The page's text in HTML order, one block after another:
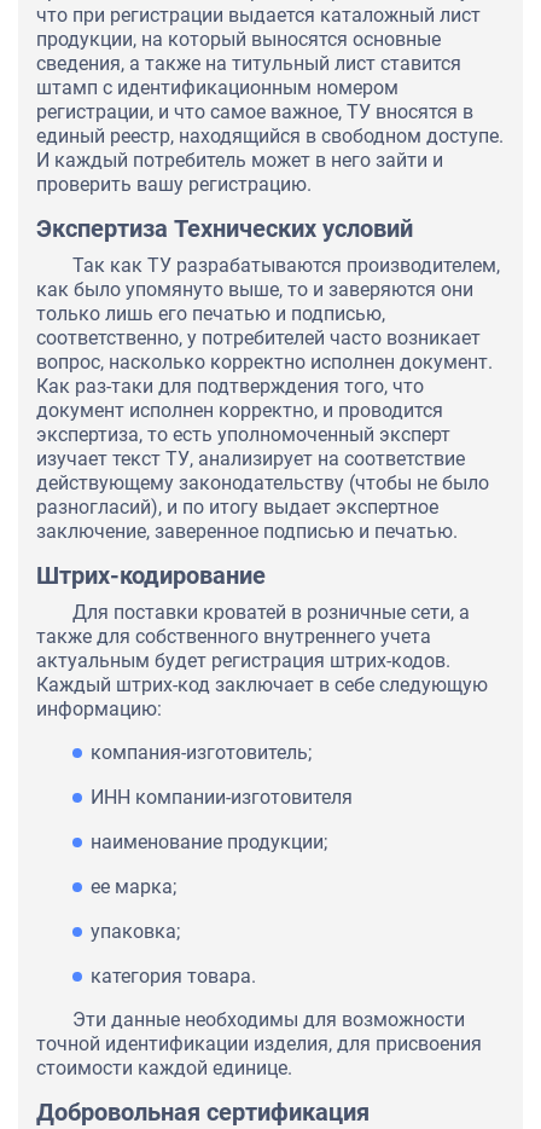
что при регистрации выдается каталожный лист
продукции, на который выносятся основные
сведения, а также на титульный лист ставится
штамп с идентификационным номером
регистрации, и что самое важное, ТУ вносятся в
единый реестр, находящийся в свободном доступе.
И каждый потребитель может в него зайти и
проверить вашу регистрацию.
Экспертиза Технических условий
Так как ТУ разрабатываются производителем,
как было упомянуто выше, то и заверяются они
только лишь его печатью и подписью,
соответственно, у потребителей часто возникает
вопрос, насколько корректно исполнен документ.
Как раз-таки для подтверждения того, что
документ исполнен корректно, и проводится
экспертиза, то есть уполномоченный эксперт
изучает текст ТУ, анализирует на соответствие
действующему законодательству (чтобы не было
разногласий), и по итогу выдает экспертное
заключение, заверенное подписью и печатью.
Штрих-кодирование
Для поставки кроватей в розничные сети, а
также для собственного внутреннего учета
актуальным будет регистрация штрих-кодов.
Каждый штрих-код заключает в себе следующую
информацию:
компания-изготовитель;
ИНН компании-изготовителя
наименование продукции;
ее марка;
упаковка;
категория товара.
Эти данные необходимы для возможности
точной идентификации изделия, для присвоения
стоимости каждой единице.
Добровольная сертификация